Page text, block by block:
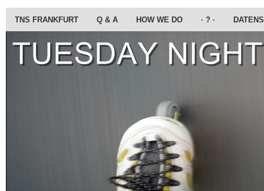
TNS FRANKFURT Q & A HOW WE DO · ? ·